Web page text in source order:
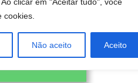
cookies.
Não aceito Aceito
aqui são selecionados manualmente
que está realmente comprometido com
de comprar